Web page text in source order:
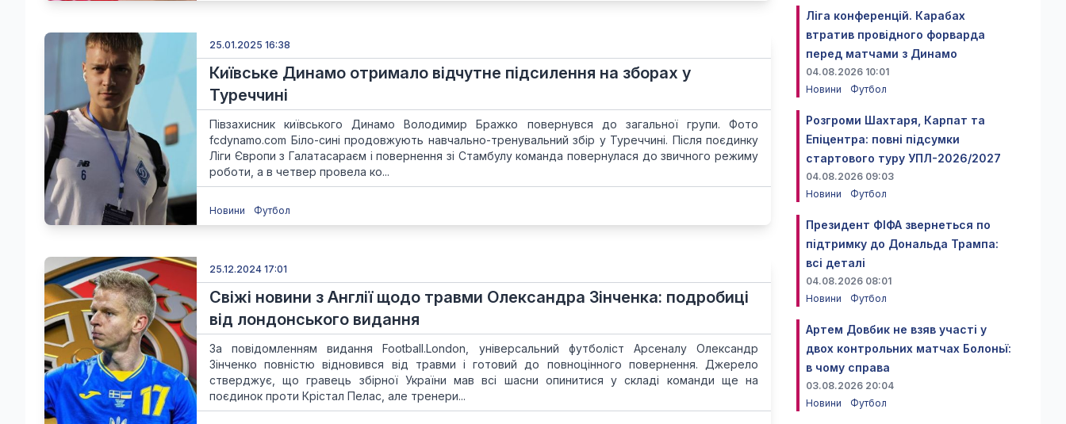
25.01.2025 16:38
Київське Динамо отримало відчутне підсилення на зборах у
Туреччині
Півзахисник київського Динамо Володимир Бражко повернувся до загальної групи. Фото
fcdynamo.com Біло-сині продовжують навчально-тренувальний збір у Туреччині. Після поєдинку
Ліги Європи з Галатасараєм і повернення зі Стамбулу команда повернулася до звичного режиму
роботи, а в четвер провела ко...
Новини Футбол
25.12.2024 17:01
Свіжі новини з Англії щодо травми Олександра Зінченка: подробиці
від лондонського видання
За повідомленням видання Football.London, універсальний футболіст Арсеналу Олександр
Зінченко повністю відновився від травми і готовий до повноцінного повернення. Джерело
стверджує, що гравець збірної України мав всі шасни опинитися у складі команди ще на
поєдинок проти Крістал Пелас, але тренери...
Ліга конференцій. Карабах
втратив провідного форварда
перед матчами з Динамо
04.08.2026 10:01
Новини
Футбол
Розгроми Шахтаря, Карпат та
Епіцентра: повні підсумки
стартового туру УПЛ-2026/2027
04.08.2026 09:03
Новини
Футбол
Президент ФІФА звернеться по
підтримку до Дональда Трампа:
всі деталі
04.08.2026 08:01
Новини
Футбол
Артем Довбик не взяв участі у
двох контрольних матчах Болоньї:
в чому справа
03.08.2026 20:04
Новини
Футбол